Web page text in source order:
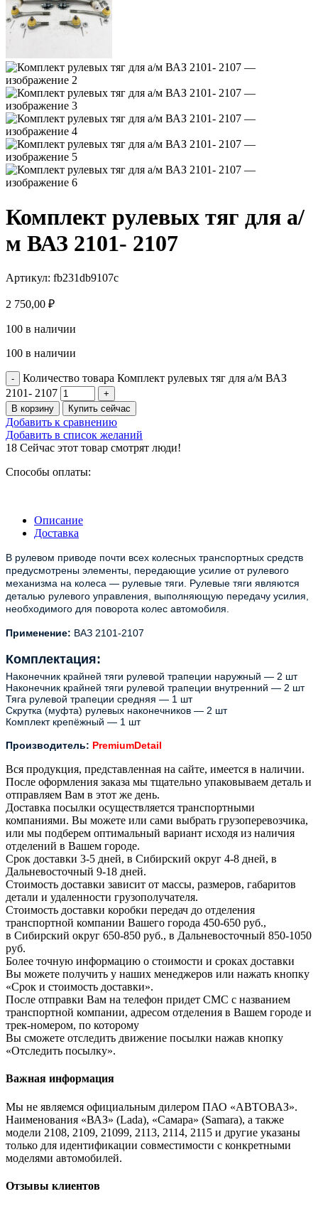
Комплект рулевых тяг для а/
м ВАЗ 2101- 2107
Артикул: fb231db9107c
2 750,00 ₽
100 в наличии
100 в наличии
Количество товара Комплект рулевых тяг для а/м ВАЗ
2101- 2107
В корзину Купить сейчас
Добавить к сравнению
Добавить в список желаний
18 Сейчас этот товар смотрят люди!
Способы оплаты:
Описание
Доставка
В рулевом приводе почти всех колесных транспортных средств
предусмотрены элементы, передающие усилие от рулевого
механизма на колеса — рулевые тяги. Рулевые тяги являются
деталью рулевого управления, выполняющую передачу усилия,
необходимого для поворота колес автомобиля.
Применение: ВАЗ 2101-2107
Комплектация:
Наконечник крайней тяги рулевой трапеции наружный — 2 шт
Наконечник крайней тяги рулевой трапеции внутренний — 2 шт
Тяга рулевой трапеции средняя — 1 шт
Скрутка (муфта) рулевых наконечников — 2 шт
Комплект крепёжный — 1 шт
Производитель: PremiumDetail
Вся продукция, представленная на сайте, имеется в наличии.
После оформления заказа мы тщательно упаковываем деталь и
отправляем Вам в этот же день.
Доставка посылки осуществляется транспортными
компаниями. Вы можете или сами выбрать грузоперевозчика,
или мы подберем оптимальный вариант исходя из наличия
отделений в Вашем городе.
Срок доставки 3-5 дней, в Сибирский округ 4-8 дней, в
Дальневосточный 9-18 дней.
Стоимость доставки зависит от массы, размеров, габаритов
детали и удаленности грузополучателя.
Стоимость доставки коробки передач до отделения
транспортной компании Вашего города 450-650 руб.,
в Сибирский округ 650-850 руб., в Дальневосточный 850-1050
руб.
Более точную информацию о стоимости и сроках доставки
Вы можете получить у наших менеджеров или нажать кнопку
«Срок и стоимость доставки».
После отправки Вам на телефон придет СМС с названием
транспортной компании, адресом отделения в Вашем городе и
трек-номером, по которому
Вы сможете отследить движение посылки нажав кнопку
«Отследить посылку».
Важная информация
Мы не являемся официальным дилером ПАО «АВТОВАЗ».
Наименования «ВАЗ» (Lada), «Самара» (Samara), а также
модели 2108, 2109, 21099, 2113, 2114, 2115 и другие указаны
только для идентификации совместимости с конкретными
моделями автомобилей.
Отзывы клиентов